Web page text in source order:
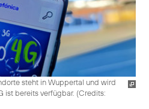
steht in Wuppertal und wird
ist bereits verfügbar. (Credits: